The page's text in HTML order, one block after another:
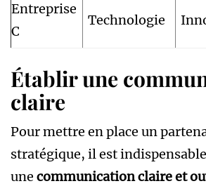
Entreprise
C
Technologie
Établir une
claire
Pour mettre en place un
stratégique, il est
une communication claire et